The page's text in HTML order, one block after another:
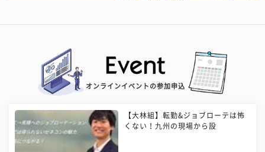
オンラインイベントの参加申込
【大林組】転勤&ジョブローテは怖
くない！九州の現場から設